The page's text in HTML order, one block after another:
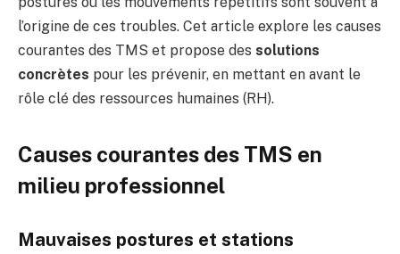
l’origine de ces troubles. Cet article explore les causes
courantes des TMS et propose des solutions
concrètes pour les prévenir, en mettant en avant le
rôle clé des ressources humaines (RH).
Causes courantes des TMS en
milieu professionnel
Mauvaises postures et stations